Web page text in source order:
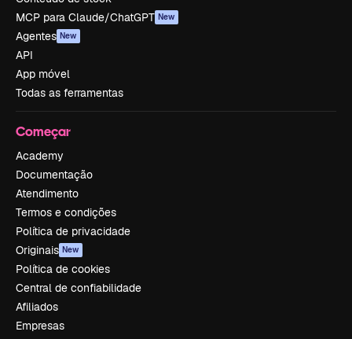
MCP para Claude/ChatGPT New
Agentes New
API
App móvel
Todas as ferramentas
Começar
Academy
Documentação
Atendimento
Termos e condições
Política de privacidade
Originais New
Política de cookies
Central de confiabilidade
Afiliados
Empresas